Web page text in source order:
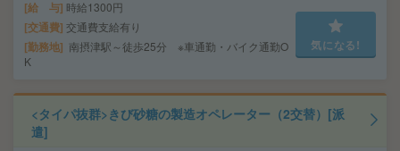
給 与 時給1300円
交通費 交通費支給有り
勤務地
南摂津駅～徒歩25分 ※車通勤・バイク通勤O
K
気になる!
<タイパ抜群>きび砂糖の製造オペレーター（2交替）[派
遣]